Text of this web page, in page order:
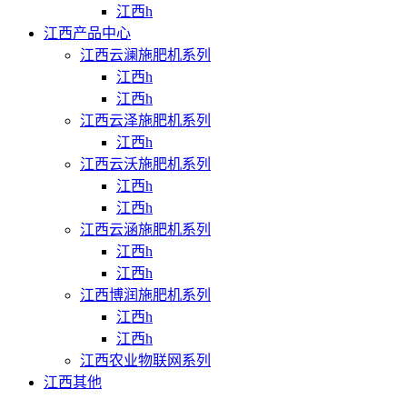
江西h
江西产品中心
江西云澜施肥机系列
江西h
江西h
江西云泽施肥机系列
江西h
江西云沃施肥机系列
江西h
江西h
江西云涵施肥机系列
江西h
江西h
江西博润施肥机系列
江西h
江西h
江西农业物联网系列
江西其他